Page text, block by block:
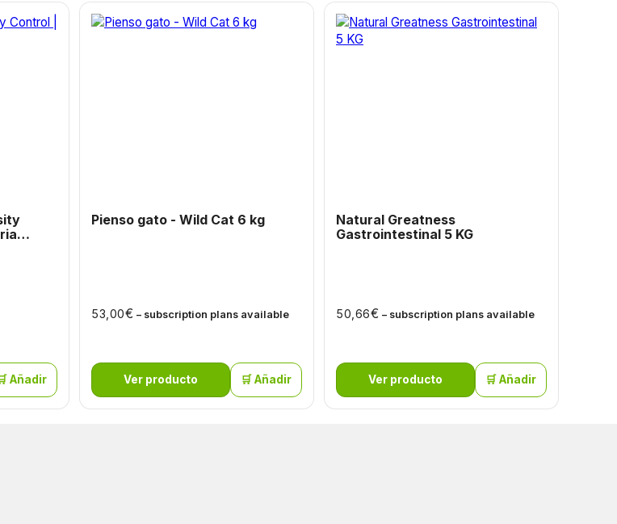
Añadir
Pienso gato - Wild Cat 6 kg
53,00€ – subscription plans available
Ver producto 🛒 Añadir
Natural Greatness
Gastrointestinal 5 KG
50,66€ – subscription plans available
Ver producto 🛒 Añadir